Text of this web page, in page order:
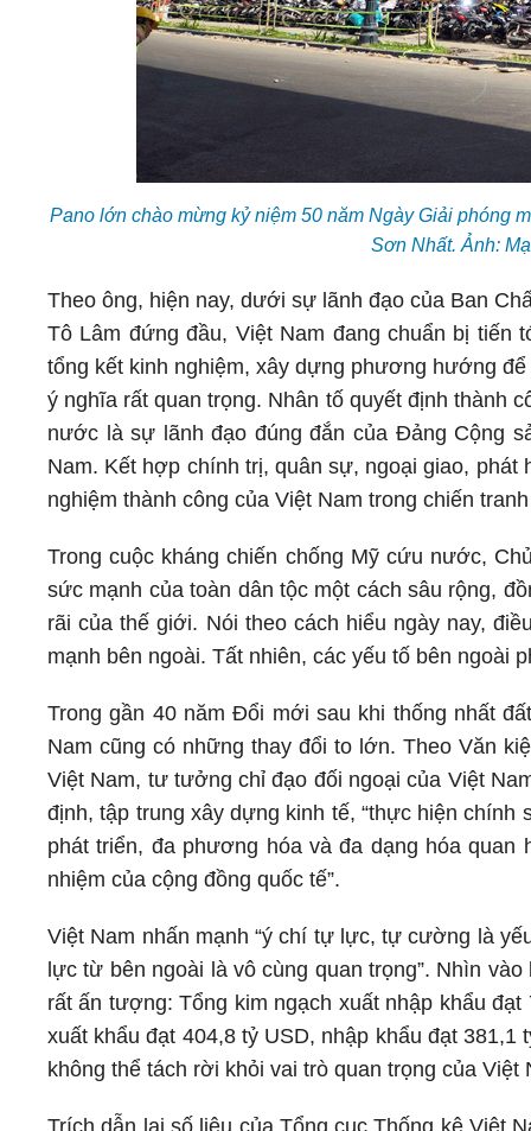
Pano lớn chào mừng kỷ niệm 50 năm Ngày Giải phóng
Sơn Nhất. Ảnh:
Theo ông, hiện nay, dưới sự lãnh đạo của Ban
Tô Lâm đứng đầu, Việt Nam đang chuẩn bị
tổng kết kinh nghiệm, xây dựng phương hướng
ý nghĩa rất quan trọng. Nhân tố quyết định thành
nước là sự lãnh đạo đúng đắn của Đảng Cộng
Nam. Kết hợp chính trị, quân sự, ngoại giao,
nghiệm thành công của Việt Nam trong chiến
Trong cuộc kháng chiến chống Mỹ cứu nước,
sức mạnh của toàn dân tộc một cách sâu rộng,
rãi của thế giới. Nói theo cách hiểu ngày nay,
mạnh bên ngoài. Tất nhiên, các yếu tố bên ngoài
Trong gần 40 năm Đổi mới sau khi thống nhất
Nam cũng có những thay đổi to lớn. Theo Văn
Việt Nam, tư tưởng chỉ đạo đối ngoại của Việt
định, tập trung xây dựng kinh tế, “thực hiện
phát triển, đa phương hóa và đa dạng hóa
nhiệm của cộng đồng quốc tế”.
Việt Nam nhấn mạnh “ý chí tự lực, tự cường là
lực từ bên ngoài là vô cùng quan trọng”. Nhìn
rất ấn tượng: Tổng kim ngạch xuất nhập khẩu
xuất khẩu đạt 404,8 tỷ USD, nhập khẩu đạt
không thể tách rời khỏi vai trò quan trọng của
Trích dẫn lại số liệu của Tổng cục Thống kê Việt